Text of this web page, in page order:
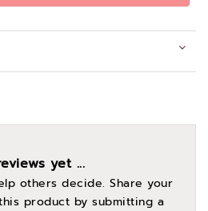
yet ...
others decide. Share your
product by submitting a